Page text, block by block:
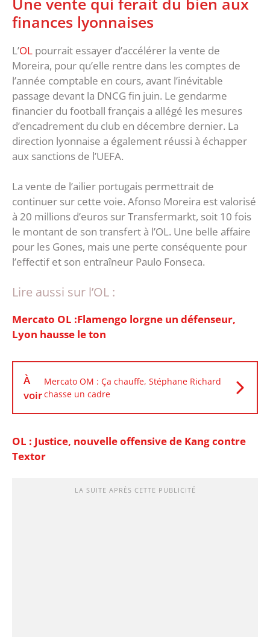
finances lyonnaises
L’OL pourrait essayer d’accélérer la vente de
Moreira, pour qu’elle rentre dans les comptes de
l’année comptable en cours, avant l’inévitable
passage devant la DNCG fin juin. Le gendarme
financier du football français a allégé les mesures
d’encadrement du club en décembre dernier. La
direction lyonnaise a également réussi à échapper
aux sanctions de l’UEFA.
La vente de l’ailier portugais permettrait de
continuer sur cette voie. Afonso Moreira est valorisé
à 20 millions d’euros sur Transfermarkt, soit 10 fois
le montant de son transfert à l’OL. Une belle affaire
pour les Gones, mais une perte conséquente pour
l’effectif et son entraîneur Paulo Fonseca.
Lire aussi sur l’OL :
Mercato OL :Flamengo lorgne un défenseur,
Lyon hausse le ton
À
voir
Mercato OM : Ça chauffe, Stéphane Richard
chasse un cadre
OL : Justice, nouvelle offensive de Kang contre
Textor
LA SUITE APRÈS CETTE PUBLICITÉ